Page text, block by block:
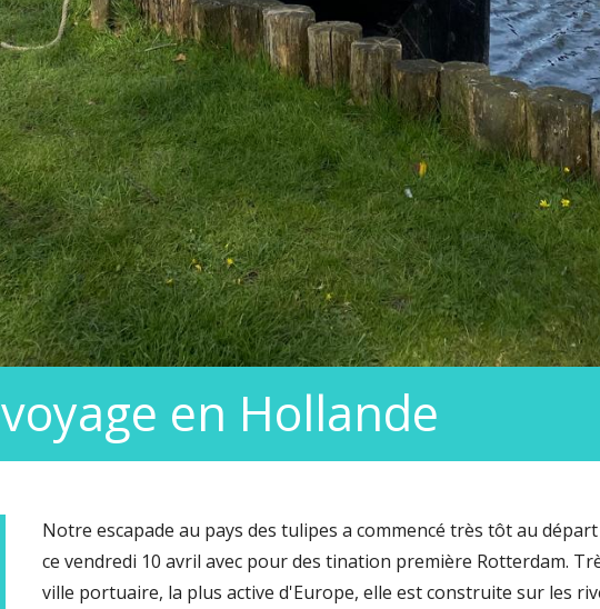
voyage en Hollande
Notre escapade au pays des tulipes a commencé très tôt au
ce vendredi 10 avril avec pour des tination première Rotterdam.
ville portuaire, la plus active d'Europe, elle est construite sur les